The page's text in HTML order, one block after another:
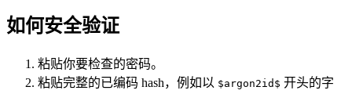
如何安全验证
粘贴你要检查的密码。
粘贴完整的已编码 hash，例如以 $argon2id$ 开头的字